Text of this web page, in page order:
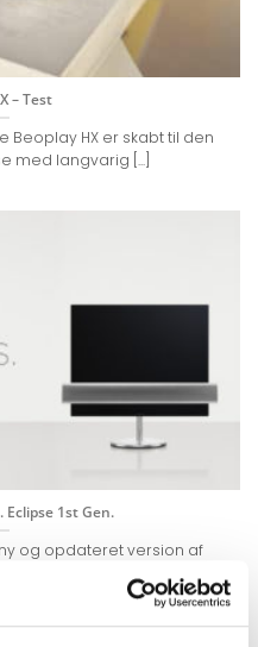
– Test
Beoplay HX er skabt til den
med langvarig [...]
Eclipse 1st Gen.
og opdateret version af